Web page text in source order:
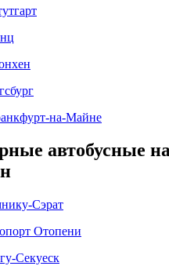
на-Майне
автобусные
Сэрат
Отопени
Секуеск